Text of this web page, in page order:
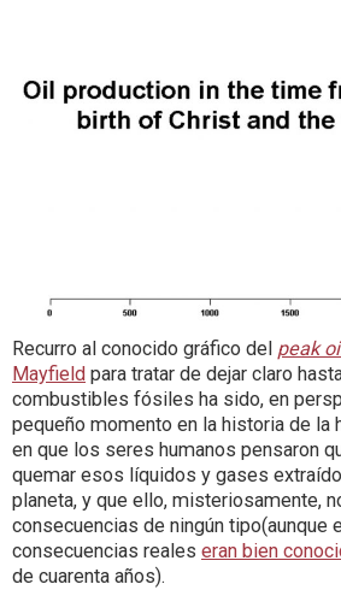
Recurro al conocido gráfico del peak
Mayfield para tratar de dejar claro
combustibles fósiles ha sido, en
pequeño momento en la historia de la
en que los seres humanos pensaron
quemar esos líquidos y gases
planeta, y que ello, misteriosamente,
consecuencias de ningún tipo(aunque
consecuencias reales eran bien
de cuarenta años).